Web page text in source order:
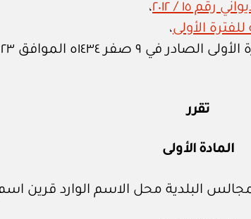
١٥ / ٢٠١٢
،
،
الموافق ٢٣ ديسمبر ٢٠١٢م،
تقرر
المادة الأولى
البلدية محل الاسم الوارد قرين